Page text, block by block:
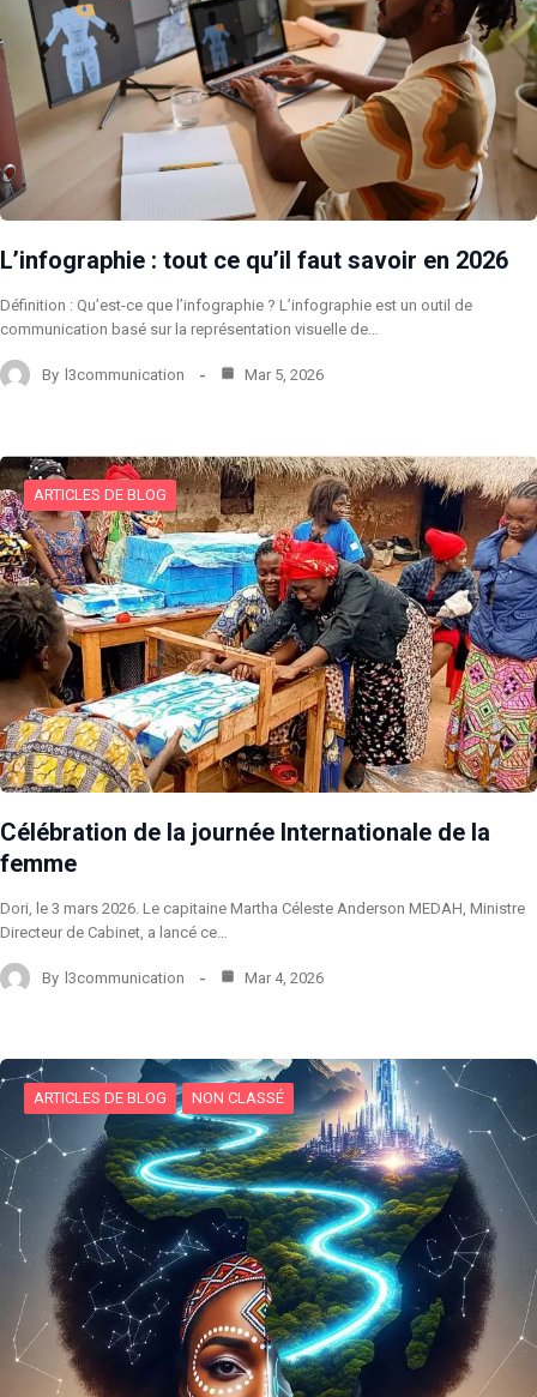
L’infographie : tout ce qu’il faut savoir en 2026
Définition : Qu’est-ce que l’infographie ? L’infographie est un outil de
communication basé sur la représentation visuelle de…
By l3communication Mar 5, 2026
ARTICLES DE BLOG
Célébration de la journée Internationale de la
femme
Dori, le 3 mars 2026. Le capitaine Martha Céleste Anderson MEDAH, Ministre
Directeur de Cabinet, a lancé ce…
By l3communication Mar 4, 2026
ARTICLES DE BLOG NON CLASSÉ